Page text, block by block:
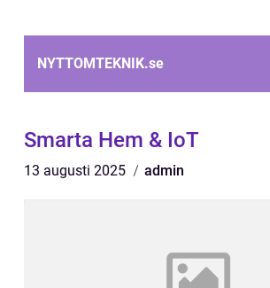
NYTTOMTEKNIK.se
Smarta Hem & IoT
13 augusti 2025 admin